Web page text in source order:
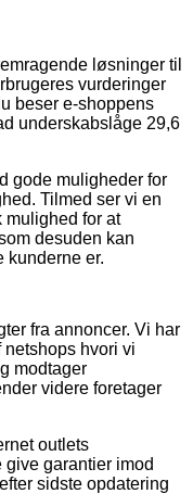
løsninger til
vurderinger
beser e-shoppens
underskabslåge 29,6
gode muligheder for
Tilmed ser vi en
mulighed for at
desuden kan
kunderne er.
fra annoncer. Vi har
hvori vi
modtager
videre foretager
outlets
garantier imod
sidste opdatering